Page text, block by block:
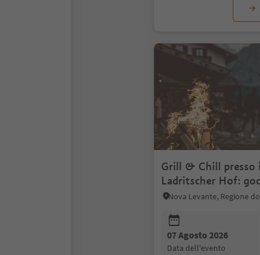
Grill & Chill presso
Ladritscher Hof:
food & fun
Nova Levante, Regione
07 Agosto 2026
data dell'evento